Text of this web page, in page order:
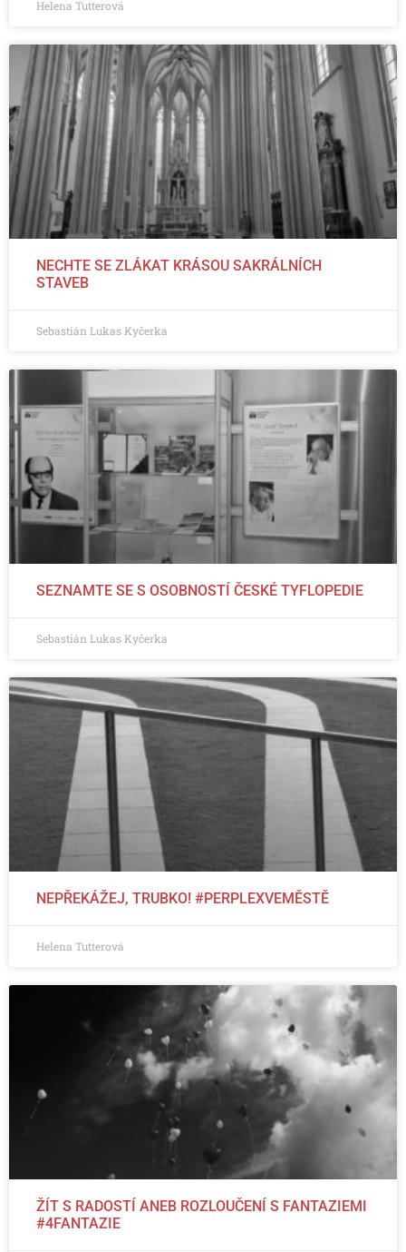
Helena Tutterová
NECHTE SE ZLÁKAT KRÁSOU SAKRÁLNÍCH
STAVEB
Sebastián Lukas Kyčerka
SEZNAMTE SE S OSOBNOSTÍ ČESKÉ TYFLOPEDIE
Sebastián Lukas Kyčerka
NEPŘEKÁŽEJ, TRUBKO! #PERPLEXVEMĚSTĚ
Helena Tutterová
ŽÍT S RADOSTÍ ANEB ROZLOUČENÍ S FANTAZIEMI
#4FANTAZIE